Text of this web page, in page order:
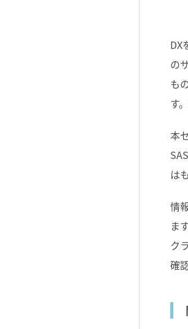
DX
の
も
す
本
は
情
ま
ク
確